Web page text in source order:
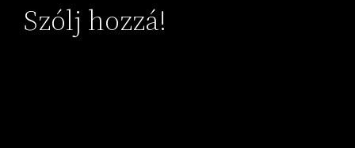
Szólj hozzá!